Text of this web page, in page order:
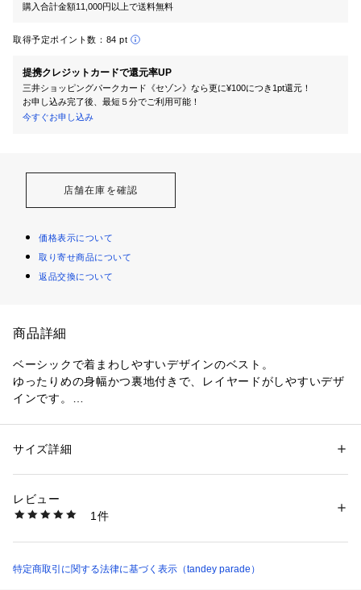
購入合計金額11,000円以上で送料無料
取得予定ポイント数： 84 pt
提携クレジットカードで還元率UP
三井ショッピングパークカード《セゾン》なら更に¥100につき1pt還元！
お申し込み完了後、最短５分でご利用可能！
今すぐお申し込み
店舗在庫を確認
価格表示について
取り寄せ商品について
返品交換について
商品詳細
ベーシックで着まわしやすいデザインのベスト。
ゆったりめの身幅かつ裏地付きで、レイヤードがしやすいデザ
インです。
ブラウスはもちろん、ワンピースや薄手のニットとの相性も抜
性別：レディース
素材：表地　コットン　100%
生産国：中国
商品番号：1088600000058
サイズ詳細
レビュー
1件
特定商取引に関する法律に基づく表示（tandey parade）